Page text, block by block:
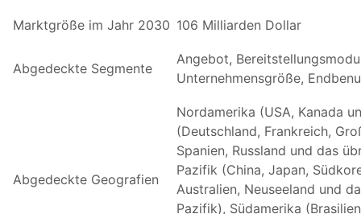
Marktgröße im Jahr 2030 106 Milliarden Dollar
Abgedeckte Segmente
Angebot,
Unternehmensgröße,
Abgedeckte Geografien
Nordamerika (USA, Kanada
(Deutschland, Frankreich,
Spanien, Russland und das
Pazifik (China, Japan,
Australien, Neuseeland und
Pazifik), Südamerika